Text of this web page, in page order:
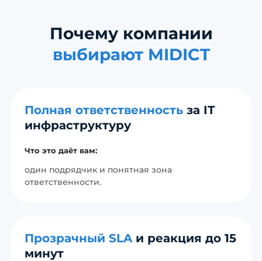
Почему компании
выбирают MIDICT
Полная ответственность за IT
инфраструктуру
Что это даёт вам:
один подрядчик и понятная зона
ответственности.
Прозрачный SLA и реакция до 15
минут